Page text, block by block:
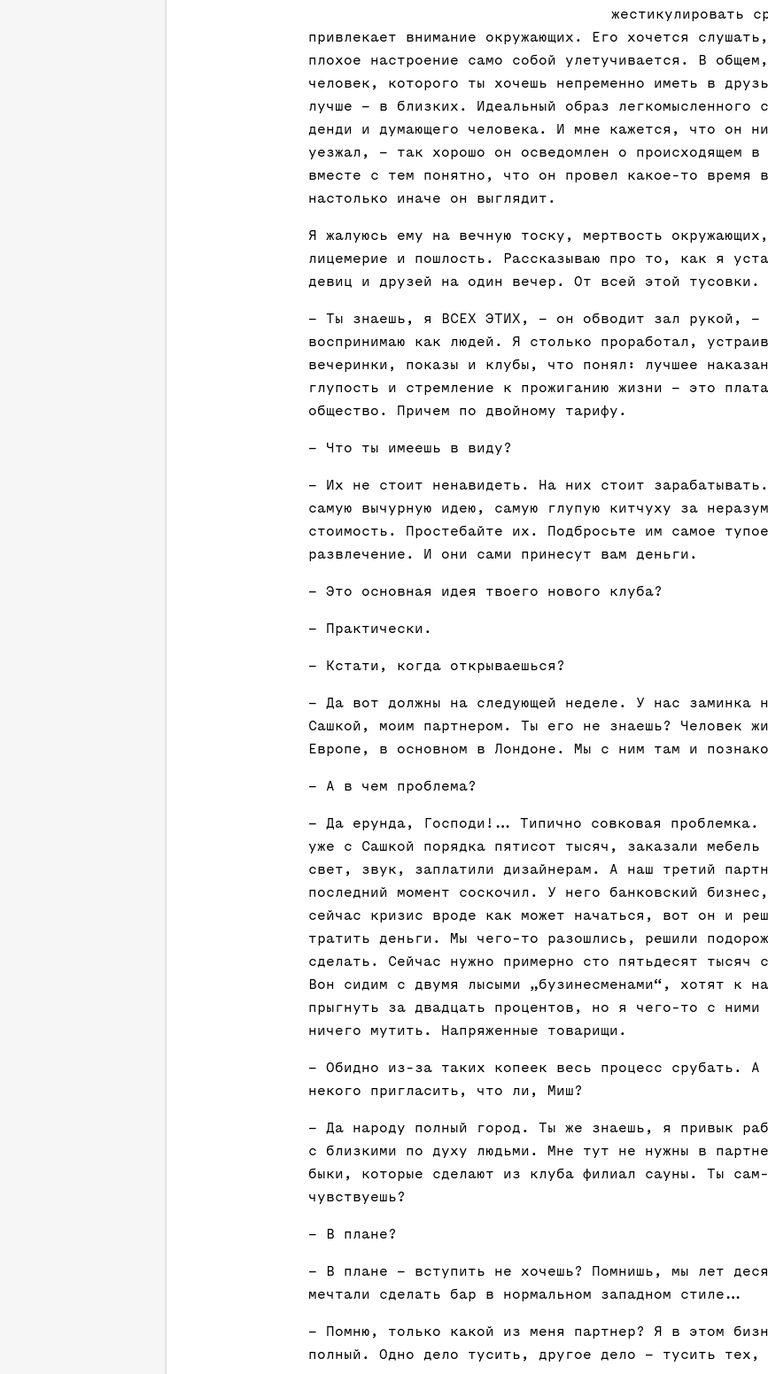
жестикулировать
привлекает внимание окружающих. Его хочется
плохое настроение само собой улетучивается. В
человек, которого ты хочешь непременно иметь в
лучше – в близких. Идеальный образ легкомысленного
денди и думающего человека. И мне кажется, что он
уезжал, – так хорошо он осведомлен о происходящем в
вместе с тем понятно, что он провел какое-то время
настолько иначе он выглядит.
Я жалуюсь ему на вечную тоску, мертвость
лицемерие и пошлость. Рассказываю про то, как я
девиц и друзей на один вечер. От всей этой тусовки.
– Ты знаешь, я ВСЕХ ЭТИХ, – он обводит зал рукой, –
воспринимаю как людей. Я столько проработал,
вечеринки, показы и клубы, что понял: лучшее
глупость и стремление к прожиганию жизни – это
общество. Причем по двойному тарифу.
– Что ты имеешь в виду?
– Их не стоит ненавидеть. На них стоит
самую вычурную идею, самую глупую китчуху за
стоимость. Простебайте их. Подбросьте им самое
развлечение. И они сами принесут вам деньги.
– Это основная идея твоего нового клуба?
– Практически.
– Кстати, когда открываешься?
– Да вот должны на следующей неделе. У нас заминка
Сашкой, моим партнером. Ты его не знаешь? Человек
Европе, в основном в Лондоне. Мы с ним там и
– А в чем проблема?
– Да ерунда, Господи!… Типично совковая проблемка.
уже с Сашкой порядка пятисот тысяч, заказали мебель
свет, звук, заплатили дизайнерам. А наш третий
последний момент соскочил. У него банковский
сейчас кризис вроде как может начаться, вот он и
тратить деньги. Мы чего-то разошлись, решили
сделать. Сейчас нужно примерно сто пятьдесят тысяч
Вон сидим с двумя лысыми „бузинесменами“, хотят к
прыгнуть за двадцать процентов, но я чего-то с ними
ничего мутить. Напряженные товарищи.
– Обидно из-за таких копеек весь процесс срубать. А
некого пригласить, что ли, Миш?
– Да народу полный город. Ты же знаешь, я привык
с близкими по духу людьми. Мне тут не нужны в
быки, которые сделают из клуба филиал сауны. Ты
чувствуешь?
– В плане?
– В плане – вступить не хочешь? Помнишь, мы лет
мечтали сделать бар в нормальном западном стиле…
– Помню, только какой из меня партнер? Я в этом
полный. Одно дело тусить, другое дело – тусить тех,